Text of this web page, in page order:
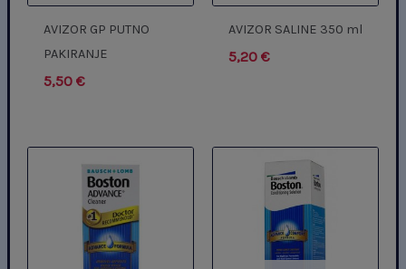
AVIZOR GP PUTNO
PAKIRANJE
5,50 €
AVIZOR SALINE 350 ml
5,20 €